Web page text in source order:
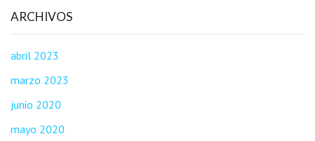
ARCHIVOS
abril 2023
marzo 2023
junio 2020
mayo 2020